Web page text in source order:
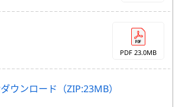
PDF 23.0MB
ウンロード（ZIP:23MB）